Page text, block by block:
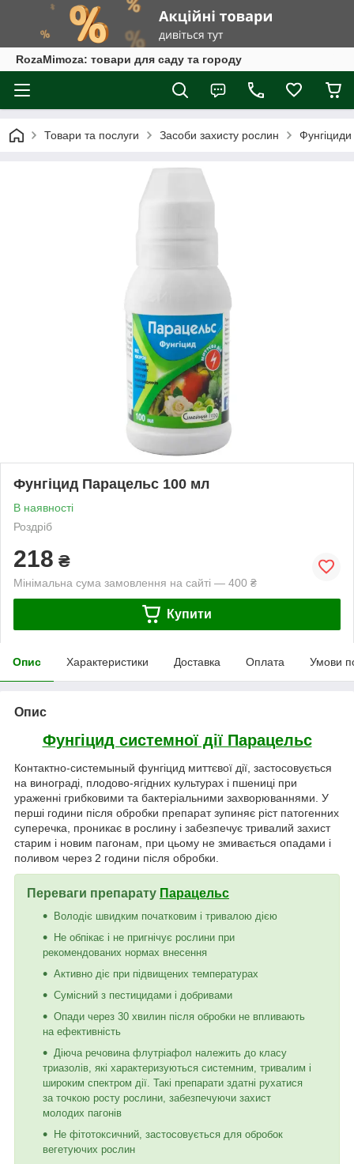
RozaMimoza: товари для саду та городу
Товари та послуги Засоби захисту рослин Фунгіциди
Фунгіцид Парацельс 100 мл
В наявності
Роздріб
218 ₴
Мінімальна сума замовлення на сайті — 400 ₴
Купити
Опис Характеристики Доставка Оплата Умови
Опис
Фунгіцид системної дії Парацельс
Контактно-системыный фунгіцид миттєвої дії, застосовується
на винограді, плодово-ягідних культурах і пшениці при
ураженні грибковими та бактеріальними захворюваннями. У
перші години після обробки препарат зупиняє ріст патогенних
суперечка, проникає в рослину і забезпечує тривалий захист
старим і новим пагонам, при цьому не змивається опадами і
поливом через 2 години після обробки.
Переваги препарату Парацельс
Володіє швидким початковим і тривалою дією
Не обпікає і не пригнічує рослини при
рекомендованих нормах внесення
Активно діє при підвищених температурах
Сумісний з пестицидами і добривами
Опади через 30 хвилин після обробки не впливають
на ефективність
Діюча речовина флутріафол належить до класу
триазолів, які характеризуються системним, тривалим і
широким спектром дії. Такі препарати здатні рухатися
за точкою росту рослини, забезпечуючи захист
молодих пагонів
Не фітотоксичний, застосовується для обробок
вегетуючих рослин